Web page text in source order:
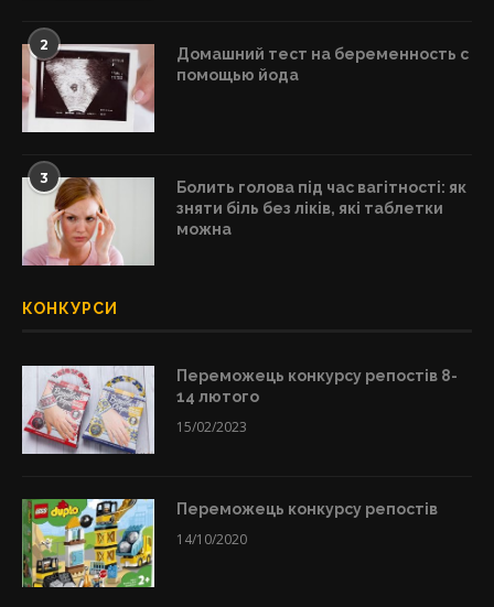
2
Домашний тест на беременность с
помощью йода
3
Болить голова під час вагітності: як
зняти біль без ліків, які таблетки
можна
КОНКУРСИ
Переможець конкурсу репостів 8-
14 лютого
15/02/2023
Переможець конкурсу репостів
14/10/2020